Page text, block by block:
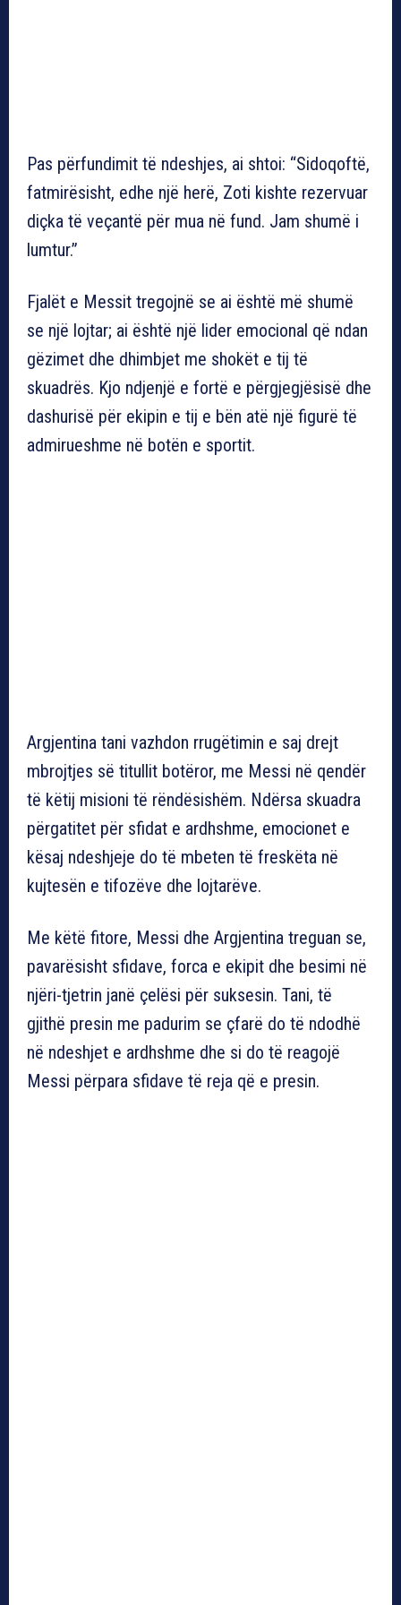
Pas përfundimit të ndeshjes, ai shtoi: “Sidoqoftë,
fatmirësisht, edhe një herë, Zoti kishte rezervuar
diçka të veçantë për mua në fund. Jam shumë i
lumtur.”
Fjalët e Messit tregojnë se ai është më shumë
se një lojtar; ai është një lider emocional që ndan
gëzimet dhe dhimbjet me shokët e tij të
skuadrës. Kjo ndjenjë e fortë e përgjegjësisë dhe
dashurisë për ekipin e tij e bën atë një figurë të
admirueshme në botën e sportit.
Argjentina tani vazhdon rrugëtimin e saj drejt
mbrojtjes së titullit botëror, me Messi në qendër
të këtij misioni të rëndësishëm. Ndërsa skuadra
përgatitet për sfidat e ardhshme, emocionet e
kësaj ndeshjeje do të mbeten të freskëta në
kujtesën e tifozëve dhe lojtarëve.
Me këtë fitore, Messi dhe Argjentina treguan se,
pavarësisht sfidave, forca e ekipit dhe besimi në
njëri-tjetrin janë çelësi për suksesin. Tani, të
gjithë presin me padurim se çfarë do të ndodhë
në ndeshjet e ardhshme dhe si do të reagojë
Messi përpara sfidave të reja që e presin.